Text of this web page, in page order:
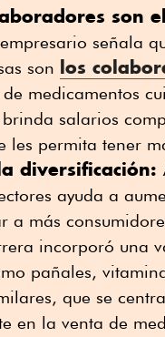
son
señala
son los
medicamentos
salarios
les permita tener
diversificación:
ayuda a
a más
incorporó una
pañales,
que se
en la venta de